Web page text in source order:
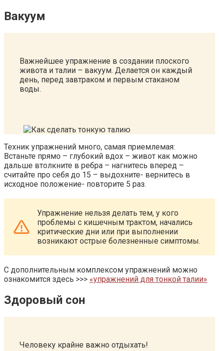
Вакуум
Важнейшее упражнение в создании плоского
живота и талии – вакуум. Делается он каждый
день, перед завтраком и первым стаканом
воды.
Техник упражнений много, самая приемлемая:
Встаньте прямо – глубокий вдох – живот как можно
дальше втолкните в ребра – нагнитесь вперед –
считайте про себя до 15 – выдохните- вернитесь в
исходное положение- повторите 5 раз.
Упражнение нельзя делать тем, у кого
проблемы с кишечным трактом, начались
критические дни или при выполнении
возникают острые болезненные симптомы.
С дополнительным комплексом упражнений можно
ознакомится здесь >>> «упражнений для тонкой талии»
Здоровый сон
Человеку крайне важно отдыхать!